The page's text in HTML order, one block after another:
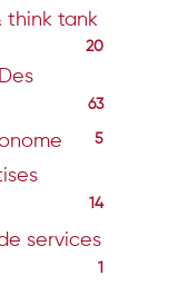
think tank
20
63
5
14
services
1